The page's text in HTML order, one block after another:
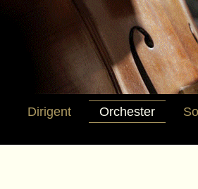
Dirigent Orchester